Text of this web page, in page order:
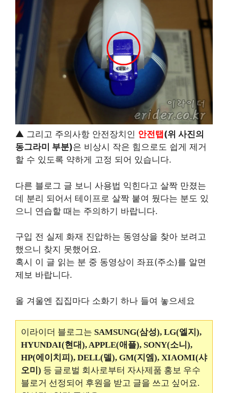
▲ 그리고 주의사항 안전장치인 안전탭 (위 사진의
동그라미 부분)은 비상시 작은 힘으로도 쉽게 제거
할 수 있도록 약하게 고정 되어 있습니다.
다른 블로그 글 보니 사용법 익힌다고 살짝 만졌는
데 분리 되어서 테이프로 살짝 붙여 뒀다는 분도 있
으니 연습할 때는 주의하기 바랍니다.
구입 전 실제 화재 진압하는 동영상을 찾아 보려고
했으니 찾지 못했어요.
혹시 이 글 읽는 분 중 동영상이 좌표(주소)를 알면
제보 바랍니다.
올 겨울엔 집집마다 소화기 하나 들여 놓으세요
이라이더 블로그는 SAMSUNG(삼성), LG(엘지),
HYUNDAI(현대), APPLE(애플), SONY(소니),
HP(에이치피), DELL(델), GM(지엠), XIAOMI(샤
오미) 등 글로벌 회사로부터 자사제품 홍보 우수
블로거 선정되어 후원을 받고 글을 쓰고 싶어요.